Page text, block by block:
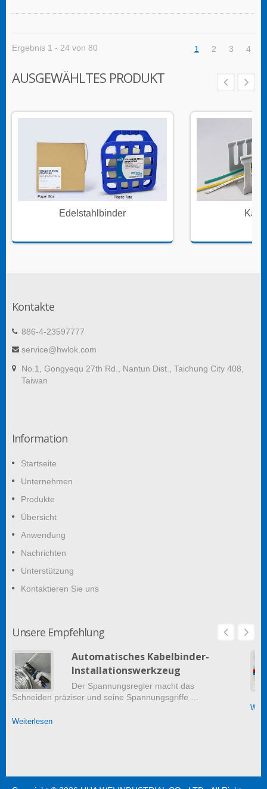
Ergebnis 1 - 24 von 80 1 2 3 4
AUSGEWÄHLTES PRODUKT
Edelstahlbinder
Kontakte
886-4-23597777
service@hwlok.com
No.1, Gongyequ 27th Rd., Nantun Dist., Taichung City 408,
Taiwan
Information
Startseite
Unternehmen
Produkte
Übersicht
Anwendung
Nachrichten
Unterstützung
Kontaktieren Sie uns
Unsere Empfehlung
Automatisches Kabelbinder-
Installationswerkzeug
Der Spannungsregler macht das
Schneiden präziser und seine Spannungsgriffe …
Weiterlesen